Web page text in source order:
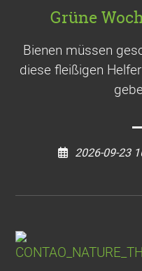
Grüne
Bienen müssen
diese fleißigen
2026-09-23